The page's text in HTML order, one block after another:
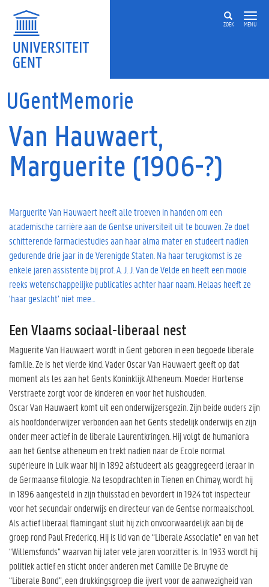
ZOEK MENU
UGentMemorie
Van Hauwaert,
Marguerite (1906-?)
Marguerite Van Hauwaert heeft alle troeven in handen om een
academische carrière aan de Gentse universiteit uit te bouwen. Ze doet
schitterende farmaciestudies aan haar alma mater en studeert nadien
gedurende drie jaar in de Verenigde Staten. Na haar terugkomst is ze
enkele jaren assistente bij prof. A. J. J. Van de Velde en heeft een mooie
reeks wetenschappelijke publicaties achter haar naam. Helaas heeft ze
‘haar geslacht’ niet mee…
Een Vlaams sociaal-liberaal nest
Maguerite Van Hauwaert wordt in Gent geboren in een begoede liberale
familie. Ze is het vierde kind. Vader Oscar Van Hauwaert geeft op dat
moment als les aan het Gents Koninklijk Atheneum. Moeder Hortense
Verstraete zorgt voor de kinderen en voor het huishouden.
Oscar Van Hauwaert komt uit een onderwijzersgezin. Zijn beide ouders zijn
als hoofdonderwijzer verbonden aan het Gents stedelijk onderwijs en zijn
onder meer actief in de liberale Laurentkringen. Hij volgt de humaniora
aan het Gentse atheneum en trekt nadien naar de Ecole normal
supérieure in Luik waar hij in 1892 afstudeert als geaggregeerd leraar in
de Germaanse filologie. Na lesopdrachten in Tienen en Chimay, wordt hij
in 1896 aangesteld in zijn thuisstad en bevordert in 1924 tot inspecteur
voor het secundair onderwijs en directeur van de Gentse normaalschool.
Als actief liberaal flamingant sluit hij zich onvoorwaardelijk aan bij de
groep rond Paul Fredericq. Hij is lid van de “Liberale Associatie” en van het
“Willemsfonds” waarvan hij later vele jaren voorzitter is. In 1933 wordt hij
politiek actief en sticht onder anderen met Camille De Bruyne de
“Liberale Bond”, een drukkingsgroep die ijvert voor de aanwezigheid van